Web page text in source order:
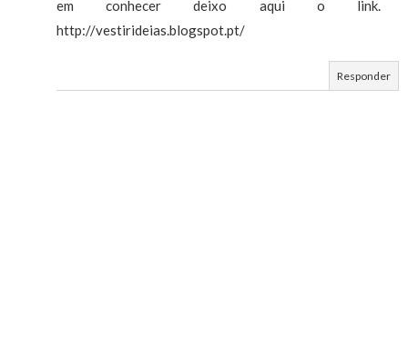
em conhecer deixo aqui o link.
http://vestirideias.blogspot.pt/
Responder